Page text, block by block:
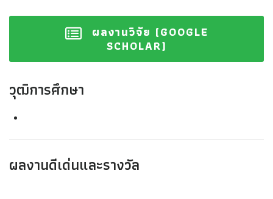
ผลงานวิจัย (GOOGLE
SCHOLAR)
วุฒิการศึกษา
ผลงานดีเด่นและรางวัล